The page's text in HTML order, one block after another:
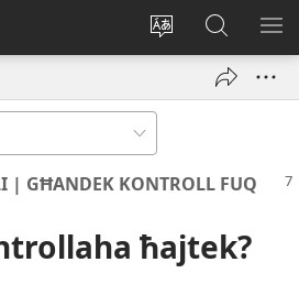
Biddel
lingwa
Illoggja
(opens
Fittex
f’JW.ORG
| GĦANDEK KONTROLL FUQ
ħajtek?